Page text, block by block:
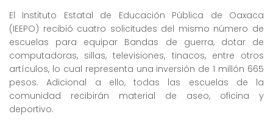
El Instituto Estatal de Educación Pública de Oaxaca
(IEEPO) recibió cuatro solicitudes del mismo número de
escuelas para equipar Bandas de guerra, dotar de
computadoras, sillas, televisiones, tinacos, entre otros
artículos, lo cual representa una inversión de 1 millón 665
pesos. Adicional a ello, todas las escuelas de la
comunidad recibirán material de aseo, oficina y
deportivo.